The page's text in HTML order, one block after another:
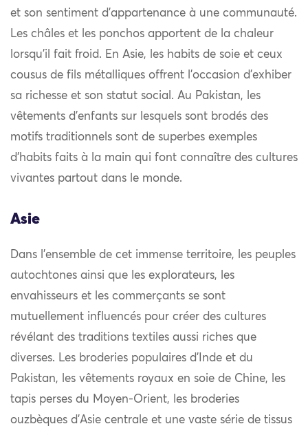
et son sentiment d’appartenance à une communauté.
Les châles et les ponchos apportent de la chaleur
lorsqu’il fait froid. En Asie, les habits de soie et ceux
cousus de fils métalliques offrent l’occasion d’exhiber
sa richesse et son statut social. Au Pakistan, les
vêtements d’enfants sur lesquels sont brodés des
motifs traditionnels sont de superbes exemples
d’habits faits à la main qui font connaître des cultures
vivantes partout dans le monde.
Asie
Dans l’ensemble de cet immense territoire, les peuples
autochtones ainsi que les explorateurs, les
envahisseurs et les commerçants se sont
mutuellement influencés pour créer des cultures
révélant des traditions textiles aussi riches que
diverses. Les broderies populaires d’Inde et du
Pakistan, les vêtements royaux en soie de Chine, les
tapis perses du Moyen-Orient, les broderies
ouzbèques d’Asie centrale et une vaste série de tissus